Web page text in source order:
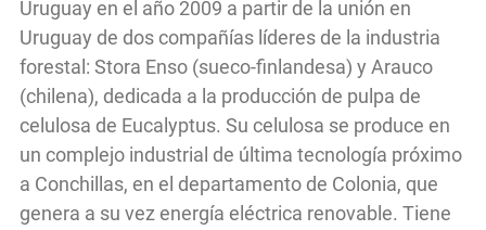
Uruguay en el año 2009 a partir de la unión en
Uruguay de dos compañías líderes de la industria
forestal: Stora Enso (sueco-finlandesa) y Arauco
(chilena), dedicada a la producción de pulpa de
celulosa de Eucalyptus. Su celulosa se produce en
un complejo industrial de última tecnología próximo
a Conchillas, en el departamento de Colonia, que
genera a su vez energía eléctrica renovable. Tiene